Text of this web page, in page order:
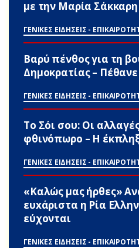
με την Μαρία Σάκκαρη
ΓΕΝΙΚΕΣ ΕΙΔΗΣΕΙΣ -
Βαρύ πένθος για τη
Δημοκρατίας –
ΓΕΝΙΚΕΣ ΕΙΔΗΣΕΙΣ -
Το Σόι σου: Οι
φθινόπωρο – Η
ΓΕΝΙΚΕΣ ΕΙΔΗΣΕΙΣ -
«Καλώς μας ήρθες»
ευxάριστα η Ρία
εύχονται
ΓΕΝΙΚΕΣ ΕΙΔΗΣΕΙΣ -